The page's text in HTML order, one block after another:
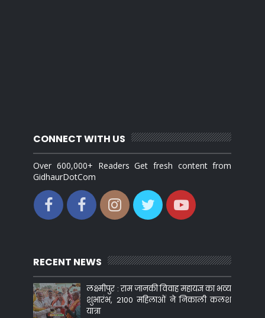
CONNECT WITH US
Over 600,000+ Readers Get fresh content from
GidhaurDotCom
RECENT NEWS
लक्ष्मीपुर : राम जानकी विवाह महायज्ञ का भव्य
शुभारंभ, 2100 महिलाओं ने निकाली कलश
यात्रा